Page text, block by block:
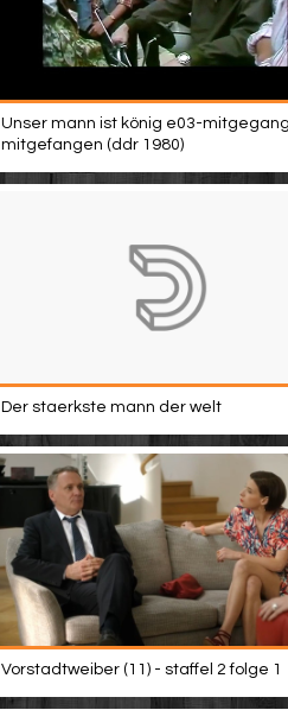
Unser mann ist könig e03-
mitgefangen (ddr 1980)
Der staerkste mann der welt
Vorstadtweiber (11) - staffel 2 folge 1